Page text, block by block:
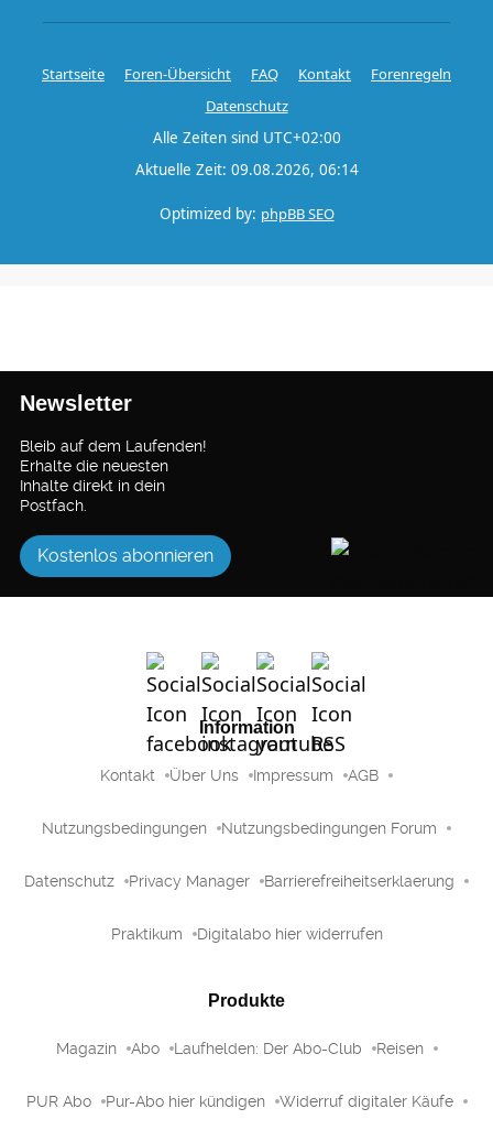
Startseite Foren-Übersicht FAQ Kontakt
Forenregeln
Datenschutz
Alle Zeiten sind UTC+02:00
Aktuelle Zeit: 09.08.2026, 06:14
Optimized by: phpBB SEO
Newsletter
Bleib auf dem Laufenden!
Erhalte die neuesten
Inhalte direkt in dein
Postfach.
Kostenlos abonnieren
Information
Kontakt Über Uns Impressum AGB
Nutzungsbedingungen Nutzungsbedingungen Forum
Datenschutz Privacy Manager Barrierefreiheitserklaerung
Praktikum Digitalabo hier widerrufen
Produkte
Magazin Abo Laufhelden: Der Abo-Club Reisen
PUR Abo Pur-Abo hier kündigen Widerruf digitaler Käufe